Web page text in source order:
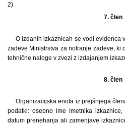
2)
7. člen
O izdanih izkaznicah se vodi evidenca
zadeve Ministrstva za notranje zadeve, ki
tehnične naloge v zvezi z izdajanjem
8. člen
Organizacijska enota iz prejšnjega
podatki: osebno ime imetnika
datum prenehanja ali zamenjave